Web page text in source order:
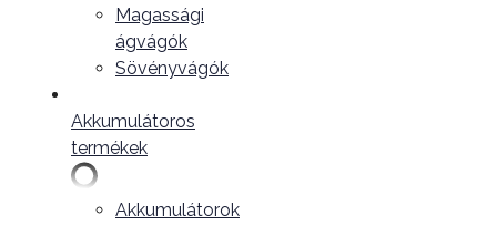
Magassági
ágvágók
Sövényvágók
Akkumulátoros
termékek
Akkumulátorok